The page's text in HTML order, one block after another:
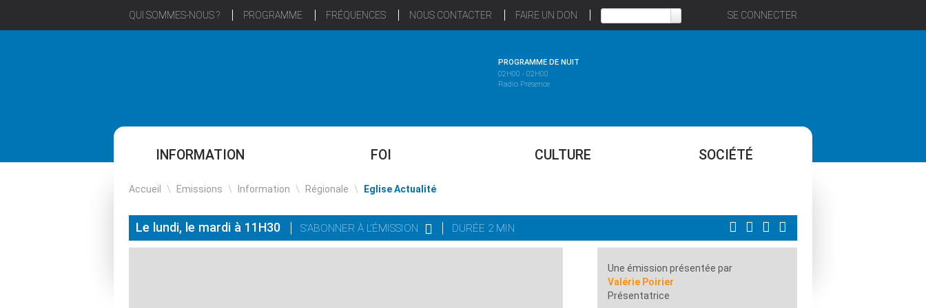
QUI SOMMES-NOUS ? PROGRAMME FRÉQUENCES NOUS CONTACTER FAIRE UN DON SE CONNECTER
PROGRAMME DE NUIT
02H00 - 02H00
Radio Présence
INFORMATION FOI CULTURE SOCIÉTÉ
Accueil \ Emissions \ Information \ Régionale \ Eglise Actualité
Le lundi, le mardi à 11H30 S'ABONNER À L'ÉMISSION DURÉE 2 MIN
Une émission présentée par
Valérie Poirier
Présentatrice